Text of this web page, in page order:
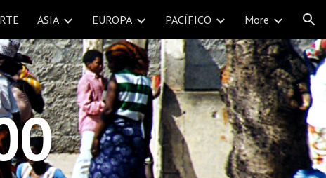
ASIA EUROPA PACÍFICO More